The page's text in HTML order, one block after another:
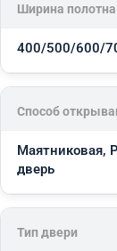
Ширина полотна
400/500/600/
Способ
Маятниковая,
дверь
Тип двери